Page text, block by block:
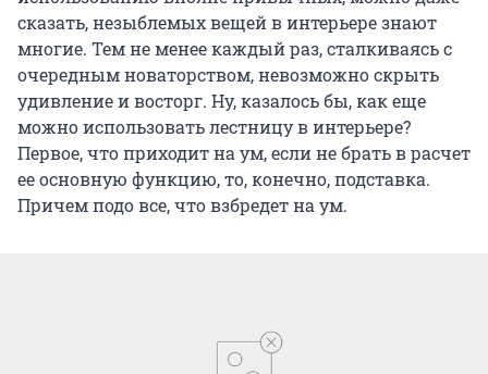
сказать, незыблемых вещей в интерьере знают
многие. Тем не менее каждый раз, сталкиваясь с
очередным новаторством, невозможно скрыть
удивление и восторг. Ну, казалось бы, как еще
можно использовать лестницу в интерьере?
Первое, что приходит на ум, если не брать в расчет
ее основную функцию, то, конечно, подставка.
Причем подо все, что взбредет на ум.